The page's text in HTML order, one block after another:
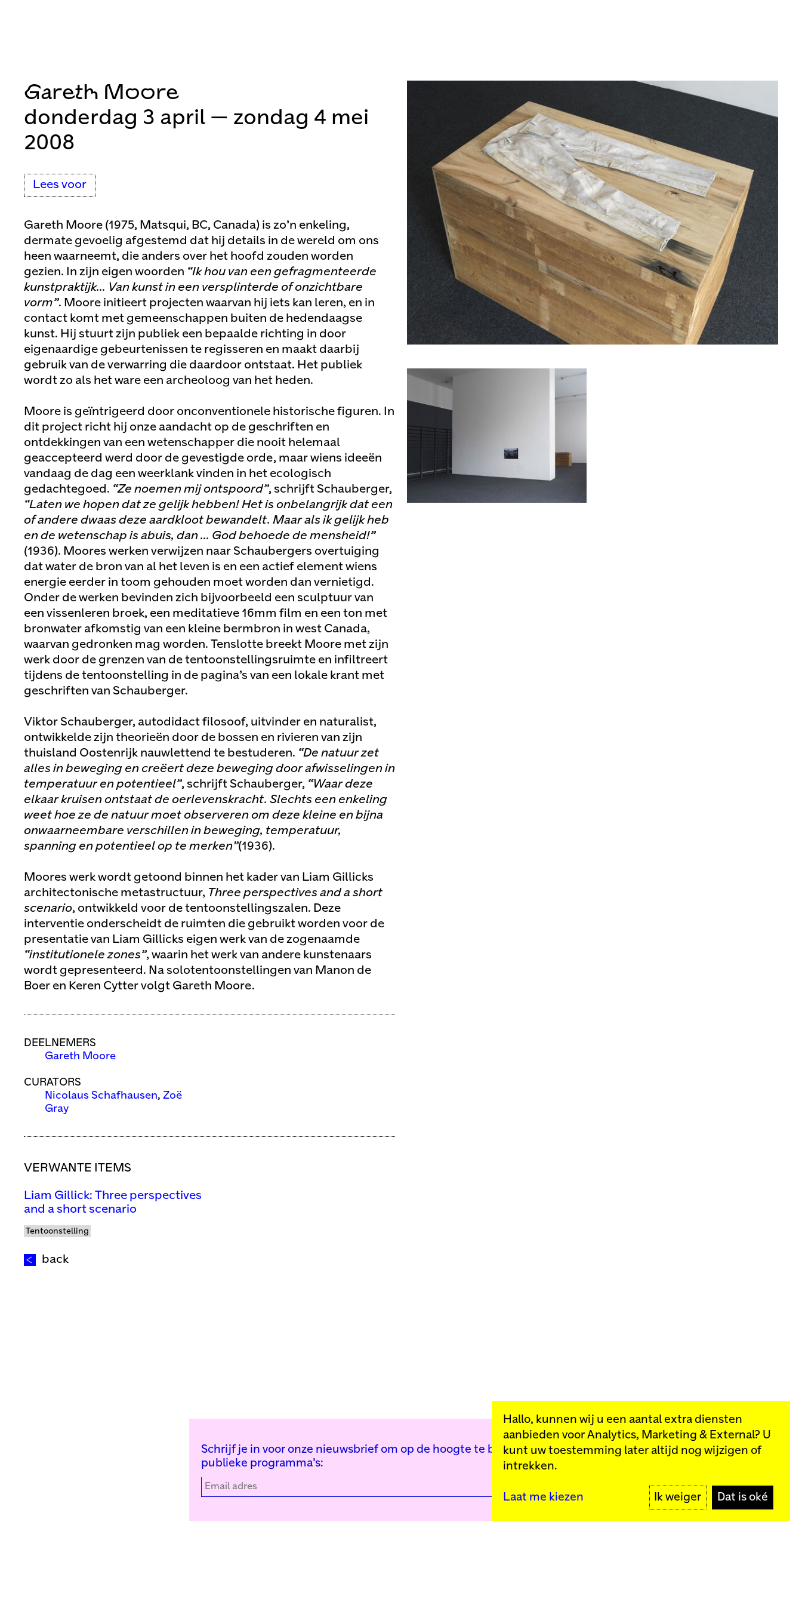
Gareth Moore
donderdag 3 april — zondag 4 mei
2008
Lees voor
Gareth Moore (1975, Matsqui, BC, Canada) is zo’n enkeling,
dermate gevoelig afgestemd dat hij details in de wereld om ons
heen waarneemt, die anders over het hoofd zouden worden
gezien. In zijn eigen woorden “Ik hou van een gefragmenteerde
kunstpraktijk… Van kunst in een versplinterde of onzichtbare
vorm”. Moore initieert projecten waarvan hij iets kan leren, en in
contact komt met gemeenschappen buiten de hedendaagse
kunst. Hij stuurt zijn publiek een bepaalde richting in door
eigenaardige gebeurtenissen te regisseren en maakt daarbij
gebruik van de verwarring die daardoor ontstaat. Het publiek
wordt zo als het ware een archeoloog van het heden.
Moore is geïntrigeerd door onconventionele historische figuren. In
dit project richt hij onze aandacht op de geschriften en
ontdekkingen van een wetenschapper die nooit helemaal
geaccepteerd werd door de gevestigde orde, maar wiens ideeën
vandaag de dag een weerklank vinden in het ecologisch
gedachtegoed. “Ze noemen mij ontspoord”, schrijft Schauberger,
“Laten we hopen dat ze gelijk hebben! Het is onbelangrijk dat een
of andere dwaas deze aardkloot bewandelt. Maar als ik gelijk heb
en de wetenschap is abuis, dan … God behoede de mensheid!”
(1936). Moores werken verwijzen naar Schaubergers overtuiging
dat water de bron van al het leven is en een actief element wiens
energie eerder in toom gehouden moet worden dan vernietigd.
Onder de werken bevinden zich bijvoorbeeld een sculptuur van
een vissenleren broek, een meditatieve 16mm film en een ton met
bronwater afkomstig van een kleine bermbron in west Canada,
waarvan gedronken mag worden. Tenslotte breekt Moore met zijn
werk door de grenzen van de tentoonstellingsruimte en infiltreert
tijdens de tentoonstelling in de pagina’s van een lokale krant met
geschriften van Schauberger.
Viktor Schauberger, autodidact filosoof, uitvinder en naturalist,
ontwikkelde zijn theorieën door de bossen en rivieren van zijn
thuisland Oostenrijk nauwlettend te bestuderen. “De natuur zet
alles in beweging en creëert deze beweging door afwisselingen in
temperatuur en potentieel”, schrijft Schauberger, “Waar deze
elkaar kruisen ontstaat de oerlevenskracht. Slechts een enkeling
weet hoe ze de natuur moet observeren om deze kleine en bijna
onwaarneembare verschillen in beweging, temperatuur,
spanning en potentieel op te merken”(1936).
Moores werk wordt getoond binnen het kader van Liam Gillicks
architectonische metastructuur, Three perspectives and a short
scenario, ontwikkeld voor de tentoonstellingszalen. Deze
interventie onderscheidt de ruimten die gebruikt worden voor de
presentatie van Liam Gillicks eigen werk van de zogenaamde
“institutionele zones”, waarin het werk van andere kunstenaars
wordt gepresenteerd. Na solotentoonstellingen van Manon de
Boer en Keren Cytter volgt Gareth Moore.
DEELNEMERS
Gareth Moore
CURATORS
Nicolaus Schafhausen, Zoë
Gray
VERWANTE ITEMS
Liam Gillick: Three perspectives
and a short scenario
Tentoonstelling
back
Schrijf je in voor onze nieuwsbrief om op de hoogte te blijven van onze
publieke programma’s:
Hallo, kunnen wij u een aantal extra diensten
aanbieden voor Analytics, Marketing & External? U
kunt uw toestemming later altijd nog wijzigen of
intrekken.
Laat me kiezen Ik weiger Dat is oké